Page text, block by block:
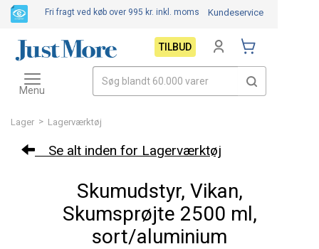
Lager > Lagerværktøj
Se alt inden for Lagerværktøj
Skumudstyr, Vikan,
Skumsprøjte 2500 ml,
sort/aluminium
Fri fragt ved køb over 995 kr. inkl. moms Kundeservice
TILBUD
Toggle
navigation
Menu